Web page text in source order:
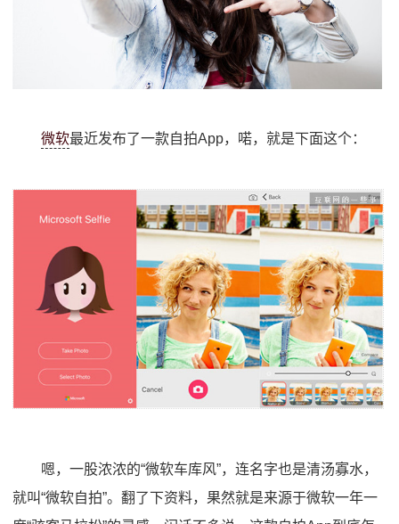
微软最近发布了一款自拍App，喏，就是下面这个：
嗯，一股浓浓的“微软车库风”，连名字也是清汤寡水，
就叫“微软自拍”。翻了下资料，果然就是来源于微软一年一